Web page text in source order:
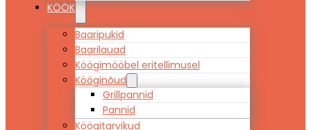
KÖÖK
Baaripukid
Baarilauad
Köögimööbel eritellimusel
Kööginõud
Grillpannid
Pannid
Köögitarvikud